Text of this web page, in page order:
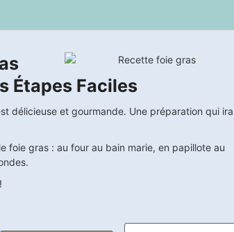
Étapes Faciles
délicieuse et gourmande. Une préparation qui ira
foie gras : au four au bain marie, en papillote au